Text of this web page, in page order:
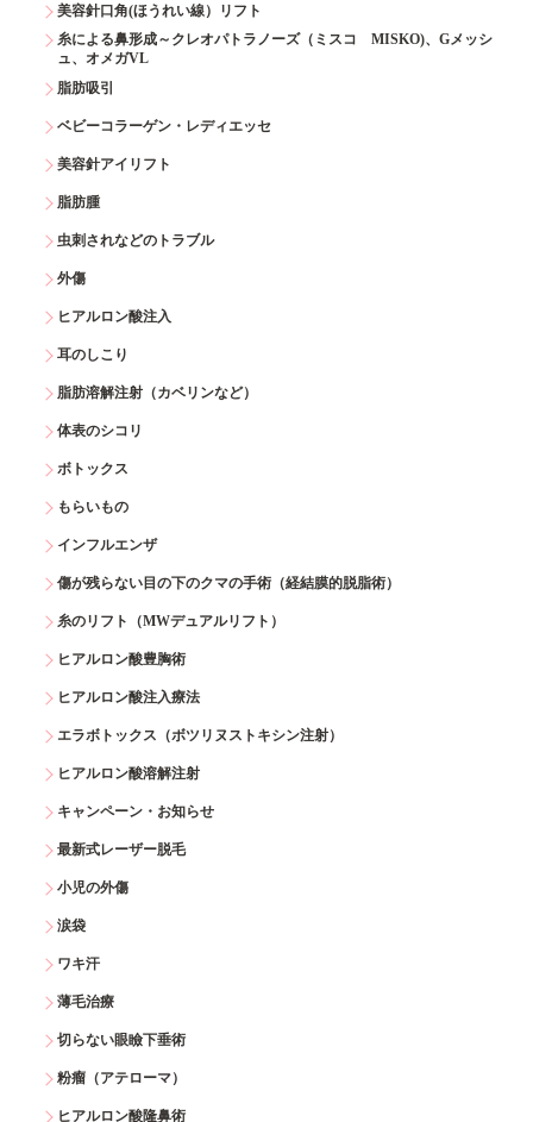
美容針口角(ほうれい線）リフト
糸による鼻形成～クレオパトラノーズ（ミスコ MISKO)、Gメッシ
ュ、オメガVL
脂肪吸引
ベビーコラーゲン・レディエッセ
美容針アイリフト
脂肪腫
虫刺されなどのトラブル
外傷
ヒアルロン酸注入
耳のしこり
脂肪溶解注射（カベリンなど）
体表のシコリ
ボトックス
もらいもの
インフルエンザ
傷が残らない目の下のクマの手術（経結膜的脱脂術）
糸のリフト（MWデュアルリフト）
ヒアルロン酸豊胸術
ヒアルロン酸注入療法
エラボトックス（ボツリヌストキシン注射）
ヒアルロン酸溶解注射
キャンペーン・お知らせ
最新式レーザー脱毛
小児の外傷
涙袋
ワキ汗
薄毛治療
切らない眼瞼下垂術
粉瘤（アテローマ）
ヒアルロン酸隆鼻術